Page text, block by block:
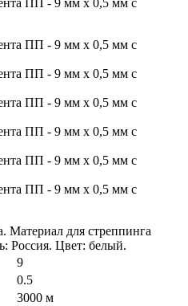
Материал для стреппинга
Россия. Цвет: белый.
9
0.5
3000 м